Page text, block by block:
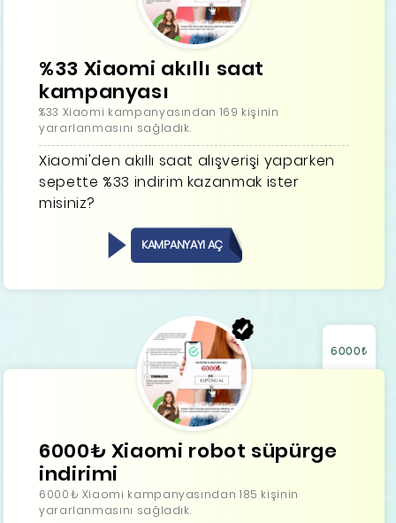
%33 Xiaomi akıllı saat
kampanyası
%33 Xiaomi kampanyasından 169 kişinin
yararlanmasını sağladık.
Xiaomi'den akıllı saat alışverişi yaparken
sepette %33 indirim kazanmak ister
misiniz?
KAMPANYAYI AÇ
6000₺
6000₺ Xiaomi robot süpürge
indirimi
6000₺ Xiaomi kampanyasından 185 kişinin
yararlanmasını sağladık.